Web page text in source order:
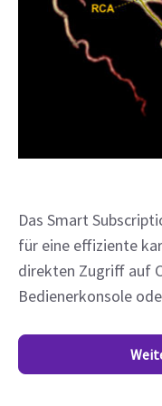
Das Smart
für eine effiziente
direkten Zugriff auf
Bedienerkonsole